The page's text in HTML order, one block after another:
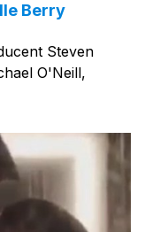
Berry
Steven
O'Neill,